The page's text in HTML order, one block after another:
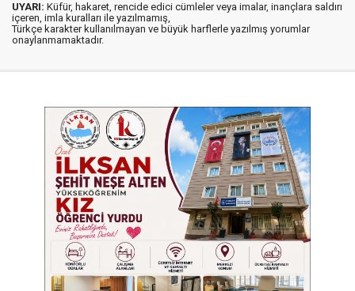
UYARI: Küfür, hakaret, rencide edici cümleler veya imalar, inançlara saldırı
içeren, imla kuralları ile yazılmamış,
Türkçe karakter kullanılmayan ve büyük harflerle yazılmış yorumlar
onaylanmamaktadır.